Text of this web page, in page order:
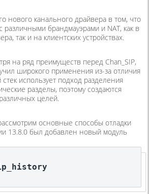
нового канального драйвера в том, что
брандмауэрами и NAT, как в
так и на клиентских устройствах.
на ряд преимуществ перед Chan_SIP,
широкого применения из-за отличия
использует подход разделения
разделы, поэтому создаются
целей.
основные способы отладки
13.8.0 был добавлен новый модуль